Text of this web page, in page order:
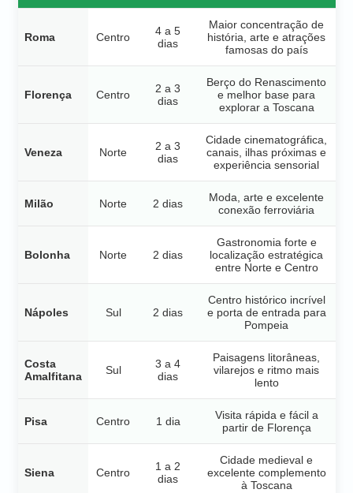
Roma Centro
4 a 5
dias
Maior concentração de
história, arte e atrações
famosas do país
Florença Centro
2 a 3
dias
Berço do Renascimento
e melhor base para
explorar a Toscana
Veneza Norte
2 a 3
dias
Cidade cinematográfica,
canais, ilhas próximas e
experiência sensorial
Milão Norte 2 dias
Moda, arte e excelente
conexão ferroviária
Bolonha Norte 2 dias
Gastronomia forte e
localização estratégica
entre Norte e Centro
Nápoles Sul 2 dias
Centro histórico incrível
e porta de entrada para
Pompeia
Costa
Amalfitana
Sul
3 a 4
dias
Paisagens litorâneas,
vilarejos e ritmo mais
lento
Pisa Centro 1 dia
Visita rápida e fácil a
partir de Florença
Siena Centro
1 a 2
dias
Cidade medieval e
excelente complemento
à Toscana